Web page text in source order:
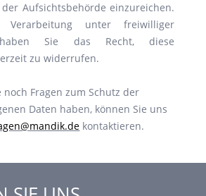
Aufsichtsbehörde einzureichen.
unter freiwilliger
haben Sie das Recht, diese
zu widerrufen.
noch Fragen zum Schutz der
Daten haben, können Sie uns
kontaktieren.